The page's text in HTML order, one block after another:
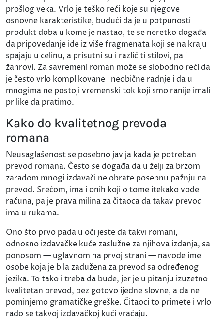
prošlog veka. Vrlo je teško reći koje su njegove
osnovne karakteristike, budući da je u potpunosti
produkt doba u kome je nastao, te se neretko događa
da pripovedanje ide iz više fragmenata koji se na kraju
spajaju u celinu, a prisutni su i različiti stilovi, pa i
žanrovi. Za savremeni roman može se slobodno reći da
je često vrlo komplikovane i neobične radnje i da u
mnogima ne postoji vremenski tok koji smo ranije imali
prilike da pratimo.
Kako do kvalitetnog prevoda
romana
Neusaglašenost se posebno javlja kada je potreban
prevod romana. Često se događa da u želji za brzom
zaradom mnogi izdavači ne obrate posebnu pažnju na
prevod. Srećom, ima i onih koji o tome itekako vode
računa, pa je prava milina za čitaoca da takav prevod
ima u rukama.
Ono što prvo pada u oči jeste da takvi romani,
odnosno izdavačke kuće zaslužne za njihova izdanja, sa
ponosom — uglavnom na prvoj strani — navode ime
osobe koja je bila zadužena za prevod sa određenog
jezika. To tako i treba da bude, jer je u pitanju izuzetno
kvalitetan prevod, bez gotovo ijedne slovne, a da ne
pominjemo gramatičke greške. Čitaoci to primete i vrlo
rado se takvoj izdavačkoj kući vraćaju.